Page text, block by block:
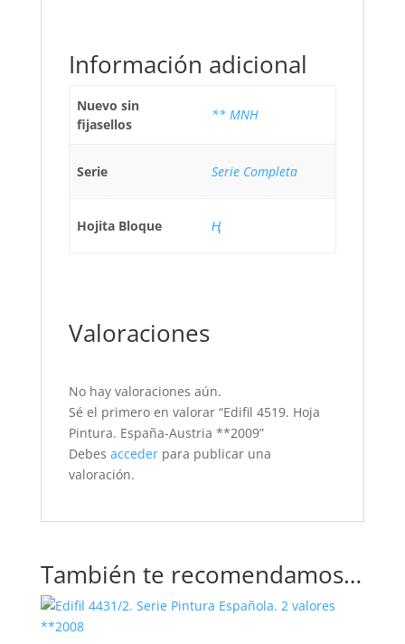
Información adicional
Nuevo sin
fijasellos
** MNH
Serie Serie Completa
Hojita Bloque Ң
Valoraciones
No hay valoraciones aún.
Sé el primero en valorar “Edifil 4519. Hoja
Pintura. España-Austria **2009”
Debes accederpara publicar una
valoración.
También te recomendamos…